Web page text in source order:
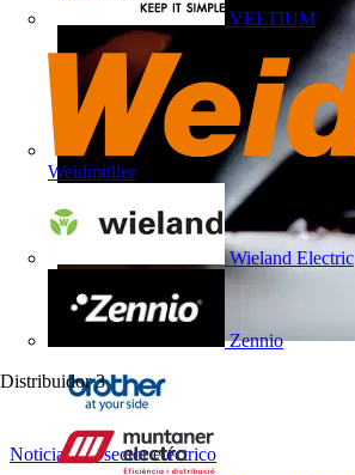
VELTIUM
Weidmüller
Wieland Electric
Zennio
Distribuidor 3
Noticias del sector eléctrico